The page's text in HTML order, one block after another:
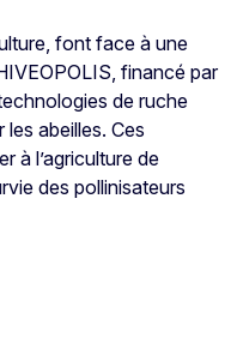
font face à une
financé par
de ruche
abeilles. Ces
à l’agriculture de
des pollinisateurs